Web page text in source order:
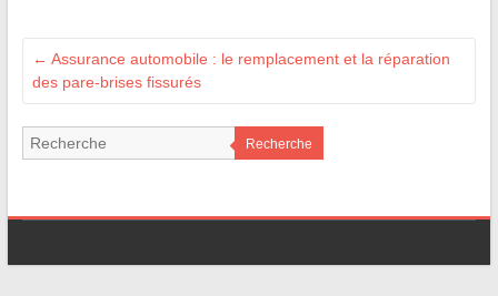
← Assurance automobile : le remplacement et la réparation
des pare-brises fissurés
Recherche